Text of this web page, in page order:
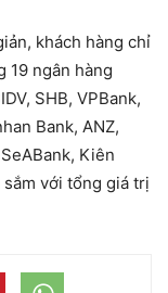
khách hàng chỉ
19 ngân hàng
SHB, VPBank,
Bank, ANZ,
Kiên
sắm với tổng giá trị